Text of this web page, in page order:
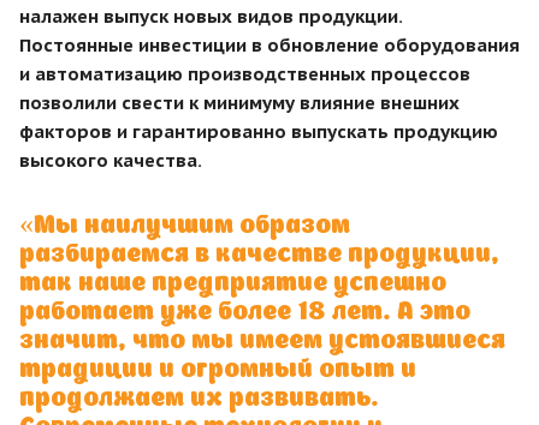
налажен выпуск новых видов продукции.
Постоянные инвестиции в обновление оборудования
и автоматизацию производственных процессов
позволили свести к минимуму влияние внешних
факторов и гарантированно выпускать продукцию
высокого качества.
«Мы наилучшим образом
разбираемся в качестве продукции,
так наше предприятие успешно
работает уже более 18 лет. А это
значит, что мы имеем устоявшиеся
традиции и огромный опыт и
продолжаем их развивать.